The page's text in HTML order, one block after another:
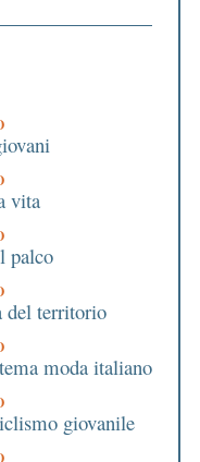
vita
palco
del territorio
moda italiano
giovanile